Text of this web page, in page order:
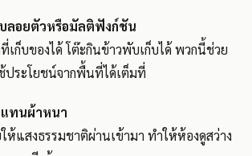
ลอยตัวหรือมัลติฟังก์ชัน
เก็บของได้ โต๊ะกินข้าวพับเก็บได้ พวกนี้ช่วย
ประโยชน์จากพื้นที่ได้เต็มที่
แทนผ้าหนา
ห้แสงธรรมชาติผ่านเข้ามา ทำให้ห้องดูสว่าง